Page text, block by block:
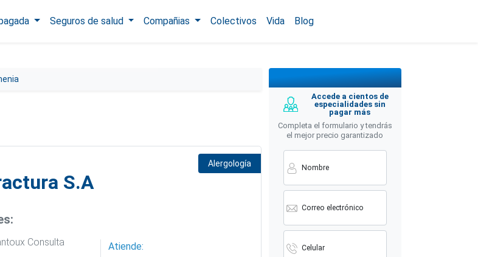
Seguros de salud Compañias Colectivos Vida Blog
Alergología
S.A
Consulta
Atiende:
Accede a cientos de
especialidades sin
pagar más
Completa el formulario y tendrás
el mejor precio garantizado
Nombre
Correo electrónico
Celular